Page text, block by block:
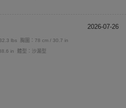
2026-07-26
lbs
胸圍：78 cm / 30.7 in
in
體型：沙漏型